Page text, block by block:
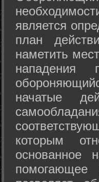
является
план
наметить
нападения
начатые
которым
основанное
помогающее